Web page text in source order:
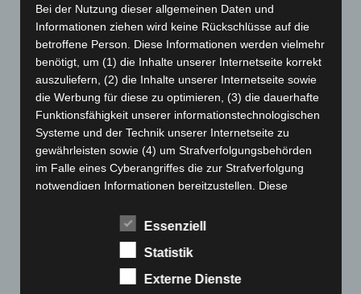
Juni 2024 (107)
Mai 2024(149)
April 2024 (102)
März 2024(103)
Februar 2024(103)
Januar 2024(111)
Dezember 2023 (130)
November 2023(130)
(133)
(134)
Bei der Nutzung dieser allgemeinen Daten und
Informationen ziehen wird keine Rückschlüsse auf die
betroffene Person. Diese Informationen werden vielmehr
benötigt, um (1) die Inhalte unserer Internetseite korrekt
auszuliefern, (2) die Inhalte unserer Internetseite sowie
die Werbung für diese zu optimieren, (3) die dauerhafte
Funktionsfähigkeit unserer informationstechnologischen
Systeme und der Technik unserer Internetseite zu
gewährleisten sowie (4) um Strafverfolgungsbehörden
im Falle eines Cyberangriffes die zur Strafverfolgung
notwendigen Informationen bereitzustellen. Diese
durch uns daher einerseits statistisch und ferner mit dem
Datensicherheit in unserem Unternehmen zu erhöhen,
um letztlich ein optimales Schutzniveau für die von uns
Essenziell
Statistik
Externe Dienste